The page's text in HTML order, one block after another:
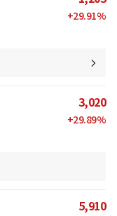
+29.91%
3,020
+29.89%
5,910